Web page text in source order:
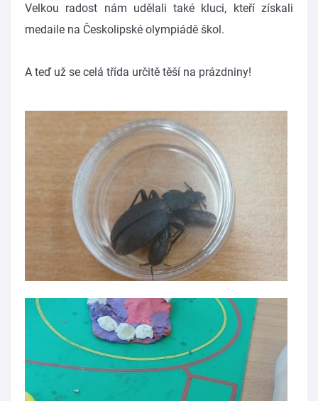
Velkou radost nám udělali také kluci, kteří získali
medaile na Českolipské olympiádě škol.
A teď už se celá třída určitě těší na prázdniny!